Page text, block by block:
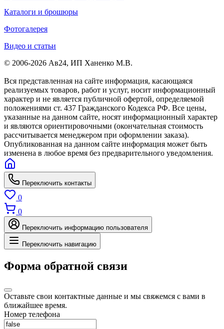
Каталоги и брошюры
Фотогалерея
Видео и статьи
© 2006-2026 Ав24, ИП Ханенко М.В.
Вся представленная на сайте информация, касающаяся
реализуемых товаров, работ и услуг, носит информационный
характер и не является публичной офертой, определяемой
положениями ст. 437 Гражданского Кодекса РФ. Все цены,
указанные на данном сайте, носят информационный характер
и являются ориентировочными (окончательная стоимость
рассчитывается менеджером при оформлении заказа).
Опубликованная на данном сайте информация может быть
изменена в любое время без предварительного уведомления.
Переключить контакты
0
0
Переключить информацию пользователя
Переключить навигацию
Форма обратной связи
Оставьте свои контактные данные и мы свяжемся с вами в
ближайшее время.
Номер телефона